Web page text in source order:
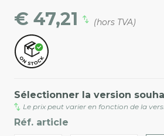
€ 47,21
(hors TVA)
Sélectionner la version
Le prix peut varier en fonction de la
Réf. article